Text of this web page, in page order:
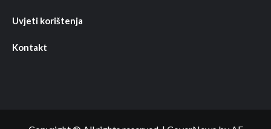
Uvjeti korištenja
Kontakt